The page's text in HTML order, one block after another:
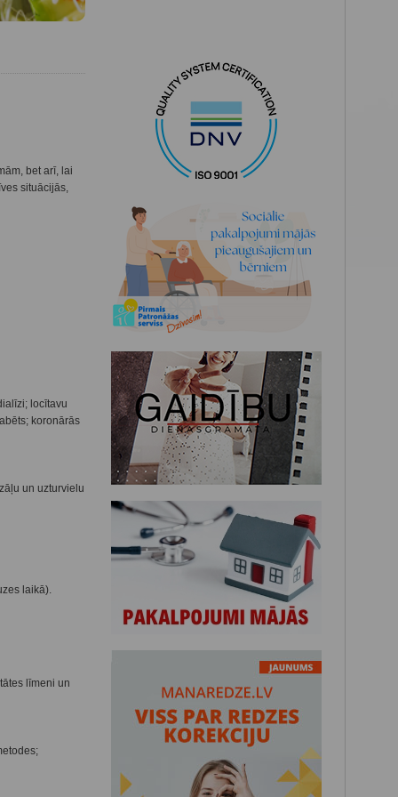
bet arī, lai
situācijās,
locītavu
koronārās
un uzturvielu
laikā).
līmeni un